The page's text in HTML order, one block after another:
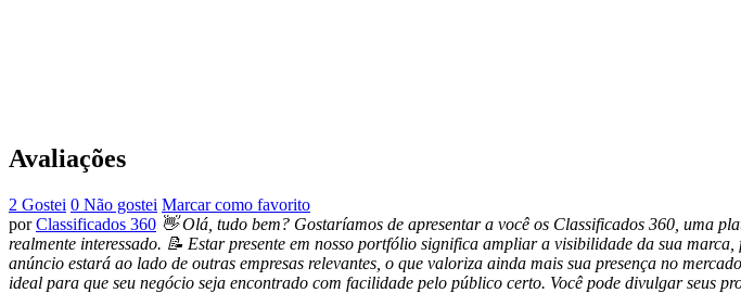
Avaliações
2 Gostei 0 Não gostei Marcar como favorito
porClassificados 360 👋 Olá, tudo bem? Gostaríamos de apresentar a você os Classificados 360, uma
realmente interessado. 📝 Estar presente em nosso portfólio significa ampliar a visibilidade da sua
anúncio estará ao lado de outras empresas relevantes, o que valoriza ainda mais sua presença no
ideal para que seu negócio seja encontrado com facilidade pelo público certo. Você pode divulgar seus